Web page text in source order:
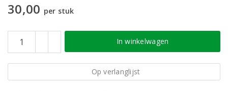
30,00 per stuk
In winkelwagen
Op verlanglijst